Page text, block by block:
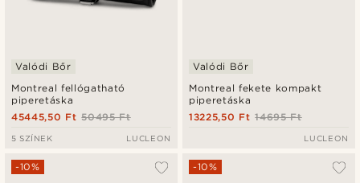
Montreal fellógatható
piperetáska
Valódi Bőr
50495 Ft
45445,50 Ft
5 SZÍNEK LUCLEON
Montreal fekete kompakt
piperetáska
Valódi Bőr
14695 Ft
13225,50 Ft
LUCLEON
-10% -10%